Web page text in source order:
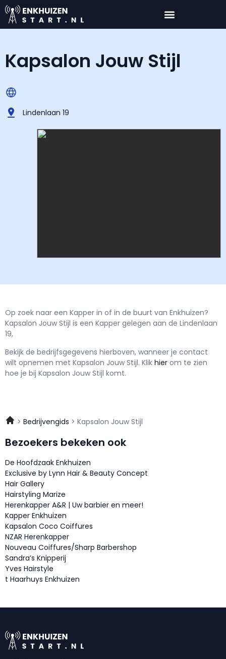
Kapsalon Jouw Stijl
Lindenlaan 19
Op zoek naar een Kapper in of in de buurt van Enkhuizen?
Kapsalon Jouw Stijl is een Kapper gelegen aan de Lindenlaan
19,
Bekijk de bedrijfsgegevens hierboven, wanneer je contact
wilt opnemen met Kapsalon Jouw Stijl. Klik hier om te zien
hoe je bij Kapsalon Jouw Stijl komt.
Bedrijvengids Kapsalon Jouw Stijl
Bezoekers bekeken ook
De Hoofdzaak Enkhuizen
Exclusive by Lynn Hair & Beauty Concept
Hair Gallery
Hairstyling Marize
Herenkapper A&R | Uw barbier en meer!
Kapper Enkhuizen
Kapsalon Coco Coiffures
NZAR Herenkapper
Nouveau Coiffures/Sharp Barbershop
Sandra’s Knipperij
Yves Hairstyle
t Haarhuys Enkhuizen